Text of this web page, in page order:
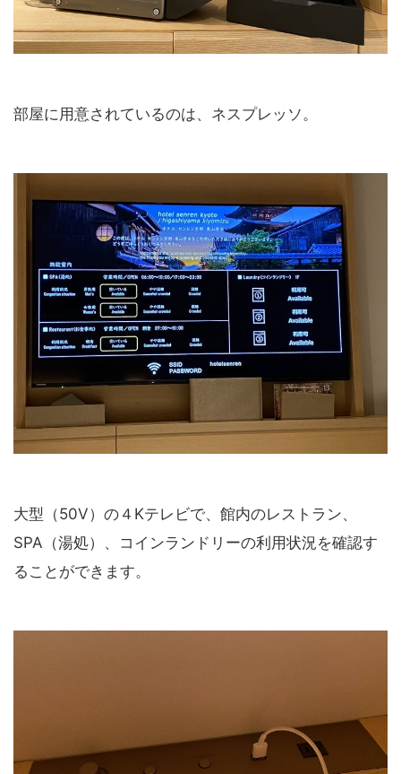
部屋に用意されているのは、ネスプレッソ。
大型（50V）の４Kテレビで、館内のレストラン、
SPA（湯処）、コインランドリーの利用状況を確認す
ることができます。